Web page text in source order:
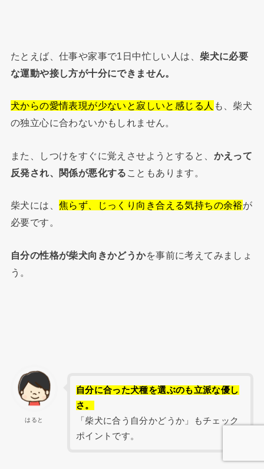
たとえば、仕事や家事で1日中忙しい人は、柴犬に必要
な運動や接し方が十分にできません。
犬からの愛情表現が少ないと寂しいと感じる人 も、柴犬
の独立心に合わないかもしれません。
また、しつけをすぐに覚えさせようとすると、 かえって
反発され、関係が悪化する こともあります。
柴犬には、 焦らず、じっくり向き合える気持ちの余裕が
必要です。
自分の性格が柴犬向きかどうかを事前に考えてみましょ
う。
はると
自分に合った犬種を選ぶのも立派な優し
さ。
「柴犬に合う自分かどうか」もチェック
ポイントです。